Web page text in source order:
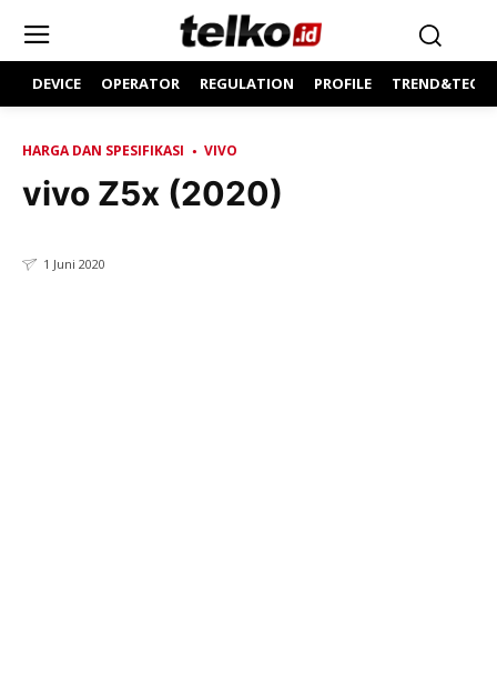
DEVICE OPERATOR REGULATION PROFILE
HARGA DAN SPESIFIKASI VIVO
vivo Z5x (2020)
1 Juni 2020